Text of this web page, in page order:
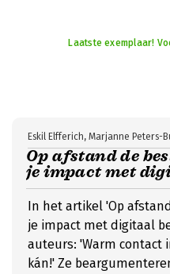
Laatste exemplaar!
Op afstand de
je impact met
Eskil Elfferich, Marjanne Peters-
In het artikel 'Op
je impact met digitaal
auteurs: 'Warm contact
kán!' Ze